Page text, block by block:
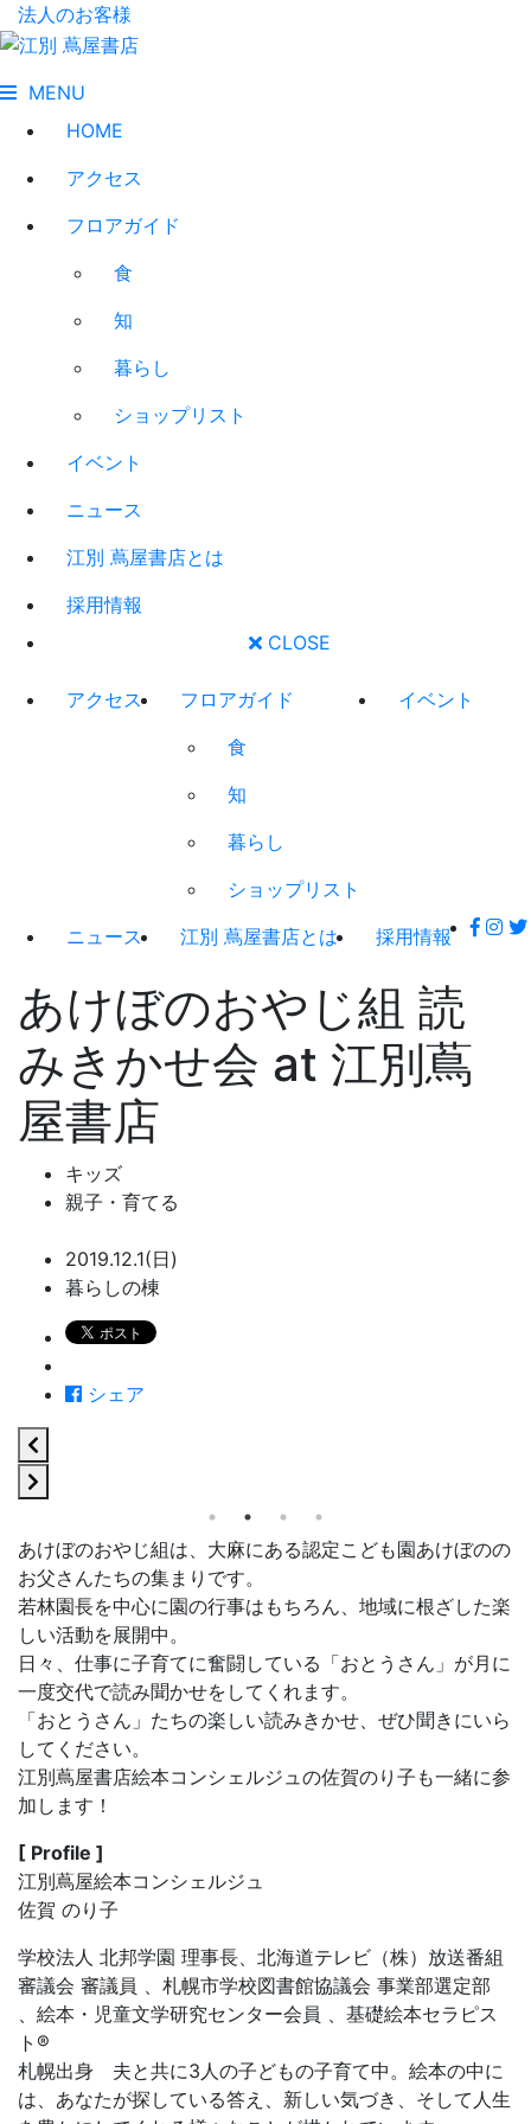
法人のお客様
MENU
HOME
アクセス
フロアガイド
食
知
暮らし
ショップリスト
イベント
ニュース
江別 蔦屋書店とは
採用情報
CLOSE
アクセス
フロアガイド
食
知
暮らし
ショップリスト
イベント
ニュース 江別 蔦屋書店とは 採用情報
あけぼのおやじ組 読
みきかせ会 at 江別蔦
屋書店
キッズ
親子・育てる
2019.12.1(日)
暮らしの棟
シェア
あけぼのおやじ組は、大麻にある認定こども園あけぼのの
お父さんたちの集まりです。
若林園長を中心に園の行事はもちろん、地域に根ざした楽
しい活動を展開中。
日々、仕事に子育てに奮闘している「おとうさん」が月に
一度交代で読み聞かせをしてくれます。
「おとうさん」たちの楽しい読みきかせ、ぜひ聞きにいら
してください。
江別蔦屋書店絵本コンシェルジュの佐賀のり子も一緒に参
加します！
[ Profile ]
江別蔦屋絵本コンシェルジュ
佐賀 のり子
学校法人 北邦学園 理事長、北海道テレビ（株）放送番組
審議会 審議員 、札幌市学校図書館協議会 事業部選定部
、絵本・児童文学研究センター会員 、基礎絵本セラピス
ト®
札幌出身 夫と共に3人の子どもの子育て中。絵本の中に
は、あなたが探している答え、新しい気づき、そして人生